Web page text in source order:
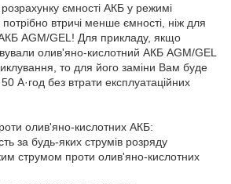
ємності АКБ у режимі
втричі менше ємності, ніж для
AGM/GEL! Для прикладу, якщо
олив'яно-кислотний АКБ AGM/GEL
то для його заміни Вам буде
А·год без втрати експлуатаційних
олив'яно-кислотних АКБ:
за будь-яких струмів розряду
струмом проти олив'яно-кислотних